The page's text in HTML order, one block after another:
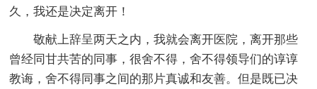
久，我还是决定离开！
敬献上辞呈两天之内，我就会离开医院，离开那些
曾经同甘共苦的同事，很舍不得，舍不得领导们的谆谆
教诲，舍不得同事之间的那片真诚和友善。但是既已决